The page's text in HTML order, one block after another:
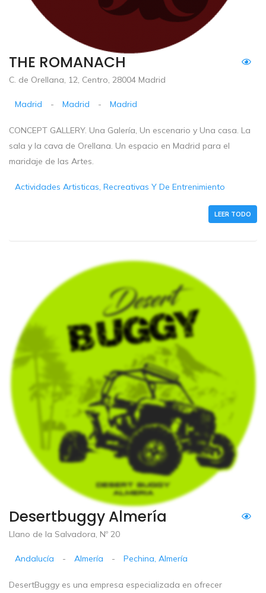
THE ROMANACH
C. de Orellana, 12, Centro, 28004 Madrid
Madrid - Madrid - Madrid
CONCEPT GALLERY. Una Galería, Un escenario y Una casa. La
sala y la cava de Orellana. Un espacio en Madrid para el
maridaje de las Artes.
Actividades Artisticas, Recreativas Y De Entrenimiento
LEER TODO
Desertbuggy Almería
Llano de la Salvadora, Nº 20
Andalucía - Almería - Pechina, Almería
DesertBuggy es una empresa especializada en ofrecer